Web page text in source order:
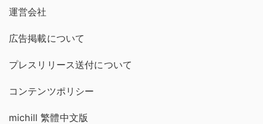
運営会社
広告掲載について
プレスリリース送付について
コンテンツポリシー
michill 繁體中文版